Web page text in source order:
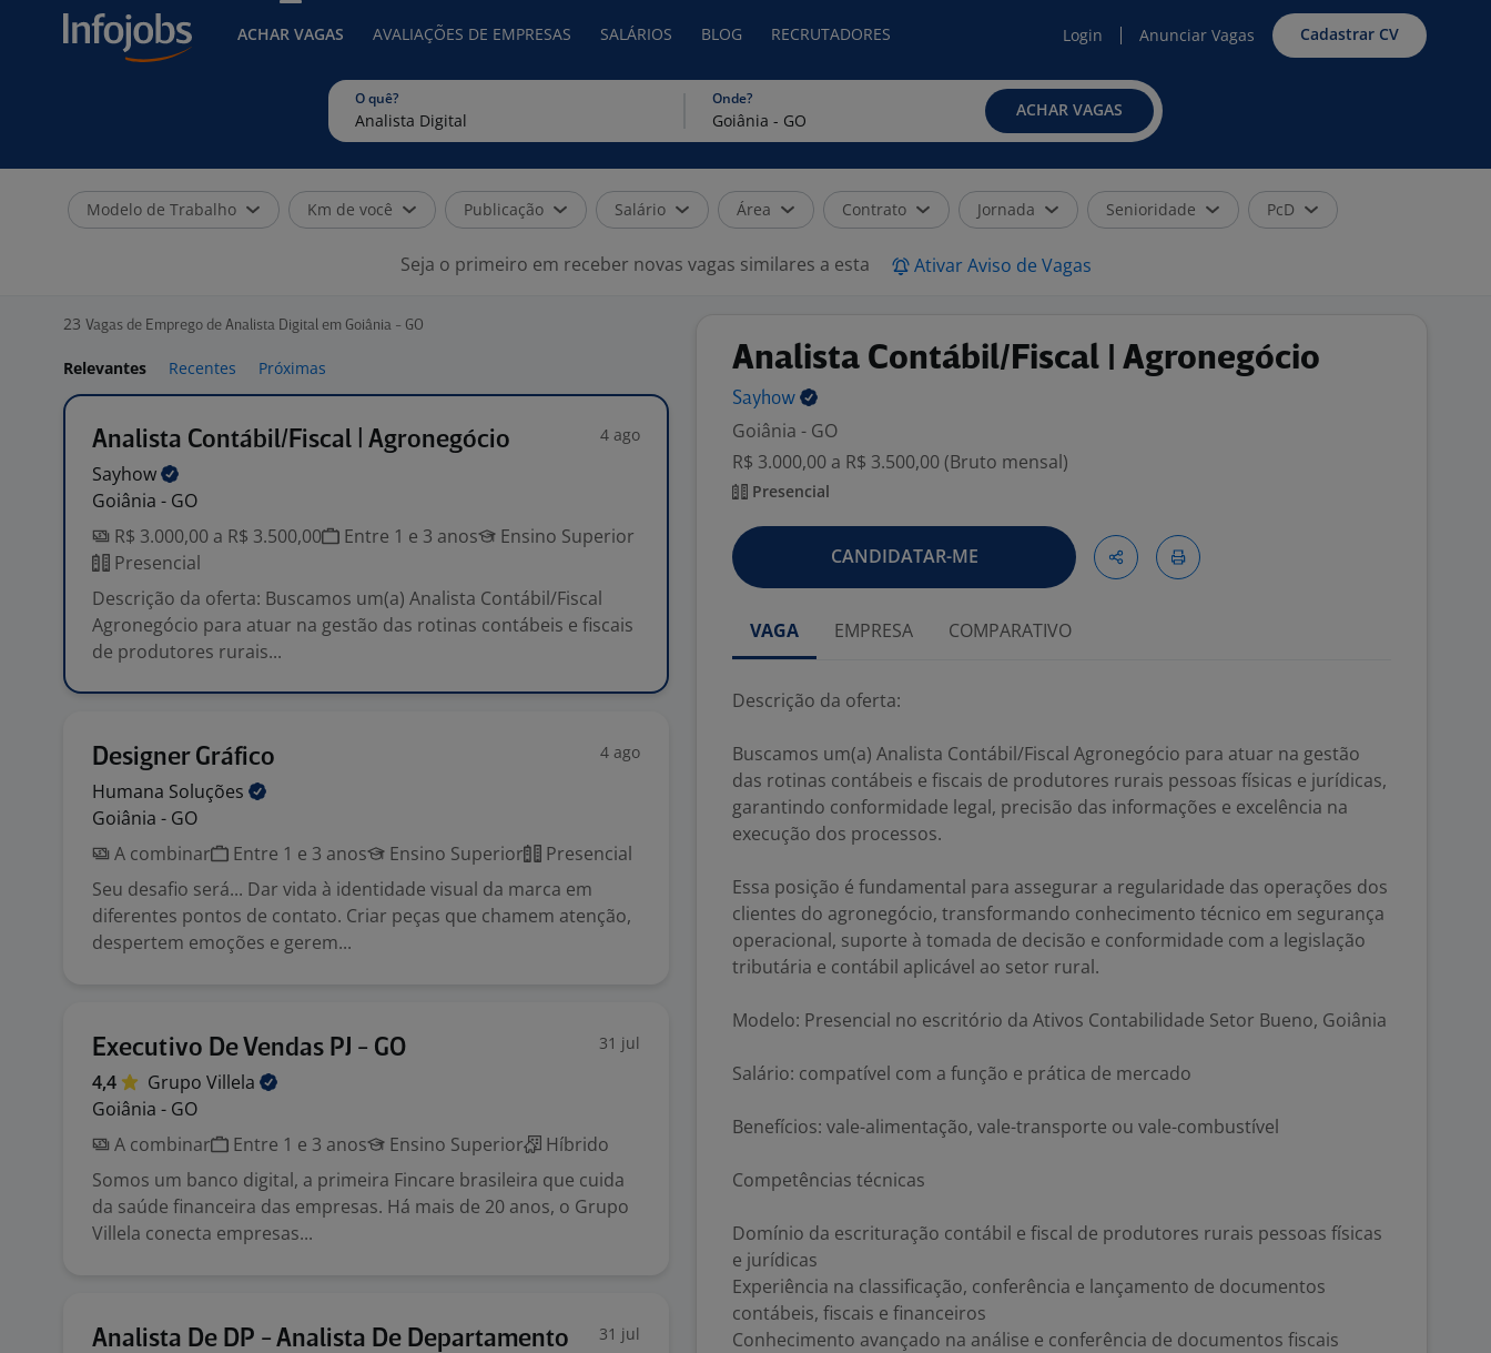
ACHAR VAGAS AVALIAÇÕES DE EMPRESAS SALÁRIOS BLOG RECRUTADORES Login Anunciar Vagas Cadastrar CV
O quê? Onde?
ACHAR VAGAS
Modelo de Trabalho Km de você Publicação Salário Área Contrato Jornada Senioridade PcD
Seja o primeiro em receber novas vagas similares a esta Ativar Aviso de Vagas
23 Vagas de Emprego de Analista Digital em Goiânia - GO
Relevantes Recentes Próximas
Analista Contábil/Fiscal | Agronegócio 4 ago
Sayhow
Goiânia - GO
R$ 3.000,00 a R$ 3.500,00
Entre 1 e 3 anos
Ensino Superior
Presencial
Descrição da oferta: Buscamos um(a) Analista Contábil/Fiscal
Agronegócio para atuar na gestão das rotinas contábeis e fiscais
de produtores rurais...
Designer Gráfico 4 ago
Humana Soluções
Goiânia - GO
A combinar
Entre 1 e 3 anos Ensino Superior
Presencial
Seu desafio será... Dar vida à identidade visual da marca em
diferentes pontos de contato. Criar peças que chamem atenção,
despertem emoções e gerem...
Executivo De Vendas PJ - GO 31 jul
4,4 Grupo Villela
Goiânia - GO
A combinar
Entre 1 e 3 anos Ensino Superior
Híbrido
Somos um banco digital, a primeira Fincare brasileira que cuida
da saúde financeira das empresas. Há mais de 20 anos, o Grupo
Villela conecta empresas...
Analista De DP - Analista De Departamento
31 jul
Analista Contábil/Fiscal | Agronegócio
Sayhow
Goiânia - GO
R$ 3.000,00 a R$ 3.500,00 (Bruto mensal)
Presencial
CANDIDATAR-ME
VAGA EMPRESA COMPARATIVO
Descrição da oferta:
Buscamos um(a) Analista Contábil/Fiscal Agronegócio para atuar na gestão
das rotinas contábeis e fiscais de produtores rurais pessoas físicas e jurídicas,
garantindo conformidade legal, precisão das informações e excelência na
execução dos processos.
Essa posição é fundamental para assegurar a regularidade das operações dos
clientes do agronegócio, transformando conhecimento técnico em segurança
operacional, suporte à tomada de decisão e conformidade com a legislação
tributária e contábil aplicável ao setor rural.
Modelo: Presencial no escritório da Ativos Contabilidade Setor Bueno, Goiânia
Salário: compatível com a função e prática de mercado
Benefícios: vale-alimentação, vale-transporte ou vale-combustível
Competências técnicas
Domínio da escrituração contábil e fiscal de produtores rurais pessoas físicas
e jurídicas
Experiência na classificação, conferência e lançamento de documentos
contábeis, fiscais e financeiros
Conhecimento avançado na análise e conferência de documentos fiscais